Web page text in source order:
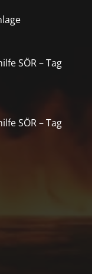
SÖR – Tag
SÖR – Tag